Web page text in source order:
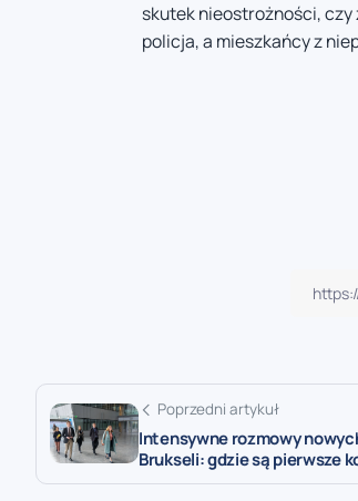
skutek nieostrożności,
policja, a mieszkańcy z
Poprzedni artykuł
Intensywne rozmowy
Brukseli: gdzie są pierwsze